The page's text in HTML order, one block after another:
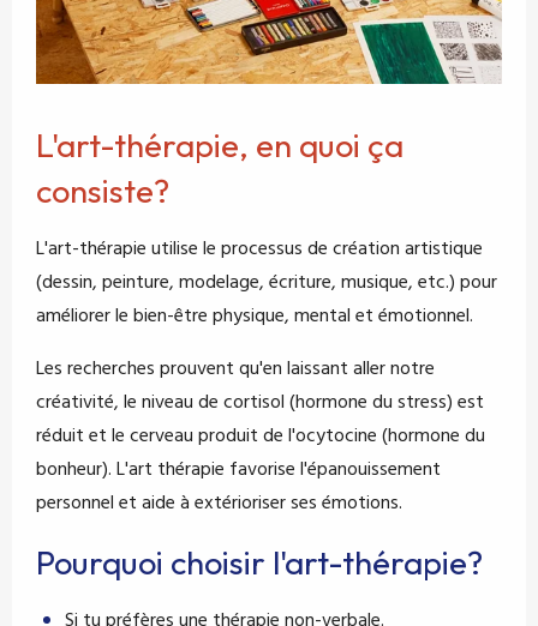
L'art-thérapie, en quoi ça
consiste?
L'art-thérapie utilise le processus de création artistique
(dessin, peinture, modelage, écriture, musique, etc.) pour
améliorer le bien-être physique, mental et émotionnel.
Les recherches prouvent qu'en laissant aller notre
créativité, le niveau de cortisol (hormone du stress) est
réduit et le cerveau produit de l'ocytocine (hormone du
bonheur). L'art thérapie favorise l'épanouissement
personnel et aide à extérioriser ses émotions.
Pourquoi choisir l'art-thérapie?